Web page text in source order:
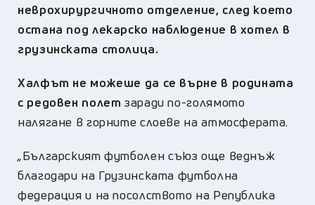
неврохирургичното отделение, след което
остана под лекарско наблюдение в хотел в
грузинската столица.
Халфът не можеше да се върне в родината
с редовен полет заради по-голямото
налягане в горните слоеве на атмосферата.
„Българският футболен съюз още веднъж
благодари на Грузинската футболна
федерация и на посолството на Република